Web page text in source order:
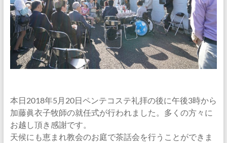
本日2018年5月20日ペンテコステ礼拝の後に午後3時から
加藤眞衣子牧師の就任式が行われました。多くの方々に
お越し頂き感謝です。
天候にも恵まれ教会のお庭で茶話会を行うことができま